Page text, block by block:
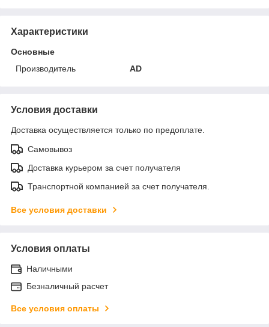
Характеристики
Основные
Производитель
AD
Условия доставки
Доставка осуществляется только по предоплате.
Самовывоз
Доставка курьером за счет получателя
Транспортной компанией за счет получателя.
Все условия доставки
Условия оплаты
Наличными
Безналичный расчет
Все условия оплаты